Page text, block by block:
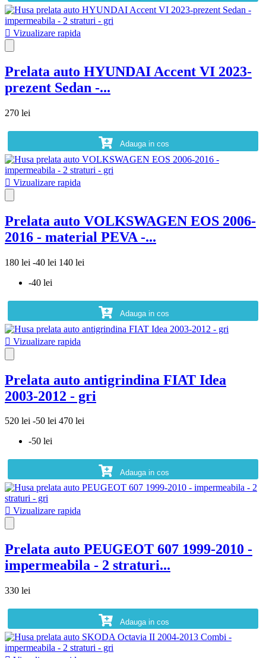
 Vizualizare rapida
Prelata auto HYUNDAI Accent VI 2023-
prezent Sedan -...
270 lei
Adauga in cos
 Vizualizare rapida
Prelata auto VOLKSWAGEN EOS 2006-
2016 - material PEVA -...
180 lei -40 lei 140 lei
-40 lei
Adauga in cos
 Vizualizare rapida
Prelata auto antigrindina FIAT Idea
2003-2012 - gri
520 lei -50 lei 470 lei
-50 lei
Adauga in cos
 Vizualizare rapida
Prelata auto PEUGEOT 607 1999-2010 -
impermeabila - 2 straturi...
330 lei
Adauga in cos